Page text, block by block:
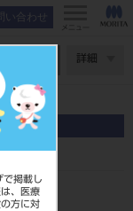
で掲載し
、医療
方に対
い合わせ
メニュー
詳細